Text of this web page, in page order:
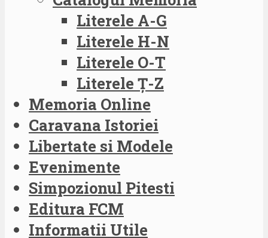
Literele A-G
Literele H-N
Literele O-T
Literele Ț-Z
Memoria Online
Caravana Istoriei
Libertate si Modele
Evenimente
Simpozionul Pitesti
Editura FCM
Informatii Utile